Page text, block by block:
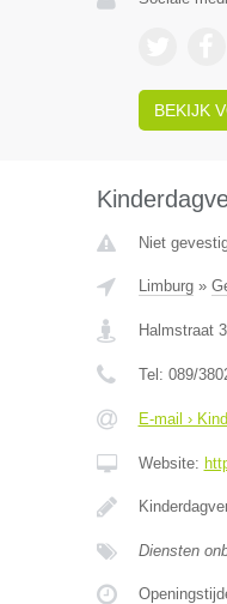
BEKIJK
Niet
Limburg»
Halmstraat 3
Tel: 089/
E-mail ›
Website:
Diensten